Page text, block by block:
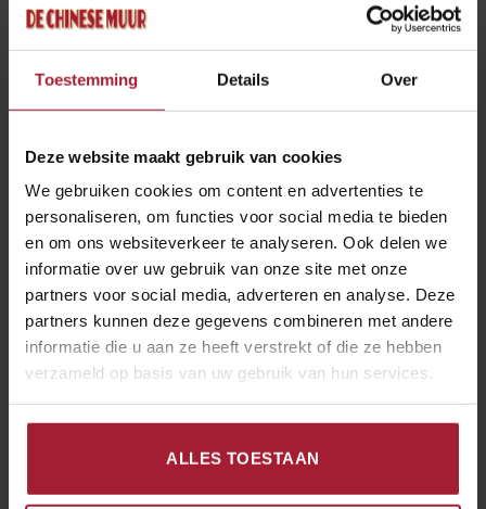
Toestemming Details Over
Deze website maakt gebruik van cookies
We gebruiken cookies om content en advertenties te
personaliseren, om functies voor social media te bieden
en om ons websiteverkeer te analyseren. Ook delen we
informatie over uw gebruik van onze site met onze
partners voor social media, adverteren en analyse. Deze
partners kunnen deze gegevens combineren met andere
informatie die u aan ze heeft verstrekt of die ze hebben
verzameld op basis van uw gebruik van hun services.
ALLES TOESTAAN
Categorie:Kippenvlees Gerechten
GERELATEERDE PRODUCTEN
KIPPENVLEES GERECHTEN
Kipfilet in tomatensaus
€15.00 KIPPENVLEES GERECHTEN €
SELECTEER GERECHT